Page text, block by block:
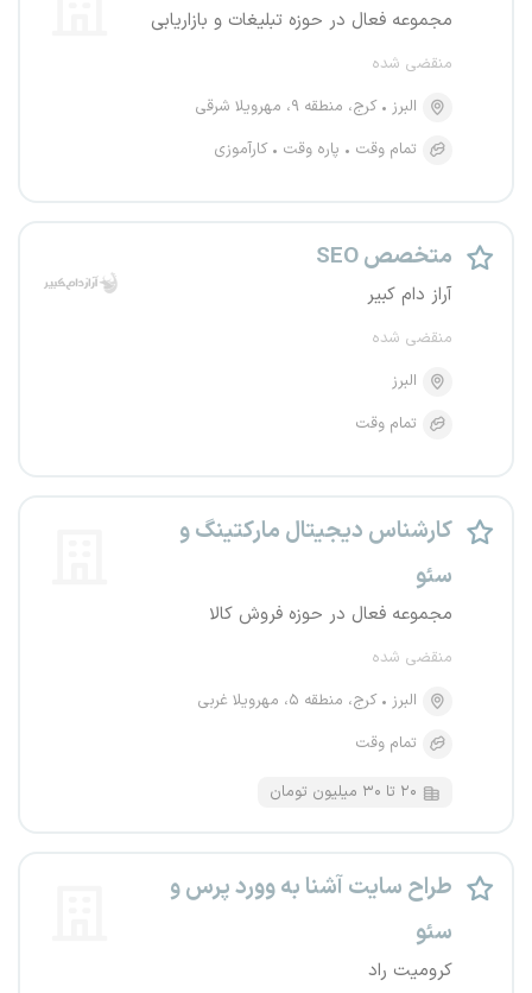
مجموعه فعال در حوزه تبلیغات و بازاریابی
منقضی شده
البرز
کرج، منطقه ۹، مهرویلا شرقی
تمام وقت
پاره وقت کارآموزی
متخصص SEO
آراز دام کبیر
منقضی شده
البرز
تمام وقت
کارشناس دیجیتال مارکتینگ و
سئو
مجموعه فعال در حوزه فروش کالا
منقضی شده
البرز
کرج، منطقه ۵، مهرویلا غربی
تمام وقت
۲۰ تا ۳۰ میلیون تومان
طراح سایت آشنا به وورد پرس و
سئو
کرومیت راد